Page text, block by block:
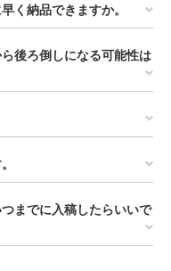
く納品できますか。
後ろ倒しになる可能性は
までに入稿したらいいで